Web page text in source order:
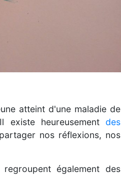
atteint d'une maladie de
heureusement des
nos réflexions, nos
également des